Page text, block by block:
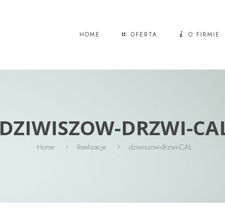
HOME OFERTA O FIRMIE
DZIWISZOW-DRZWI-
Home Realizacje dziwiszow-drzwi-CAL